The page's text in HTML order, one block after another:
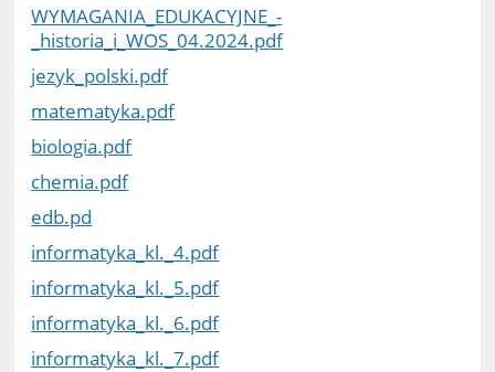
WYMAGANIA_EDUKACYJNE_-
_historia_i_WOS_04.2024.pdf
jezyk_polski.pdf
matematyka.pdf
biologia.pdf
chemia.pdf
edb.pd
informatyka_kl._4.pdf
informatyka_kl._5.pdf
informatyka_kl._6.pdf
informatyka_kl._7.pdf